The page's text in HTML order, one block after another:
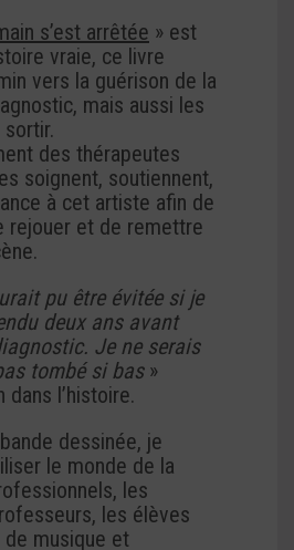
s’est arrêtée » est
vraie, ce livre
vers la guérison de la
mais aussi les
sortir.
des thérapeutes
soignent, soutiennent,
à cet artiste afin de
rejouer et de remettre
pu être évitée si je
deux ans avant
Je ne serais
tombé si bas»
dans l’histoire.
dessinée, je
le monde de la
les
les élèves
musique et